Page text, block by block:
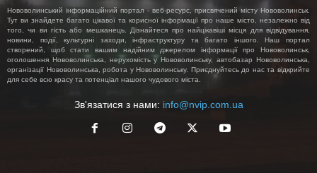
Нововолинський інформаційний портал - веб-ресурс, присвячений місту Нововолинськ.
Тут ви знайдете багато цікавої та корисної інформації про наше місто, незалежно від
того, чи ви гість або мешканець. Дізнайтеся про найцікавіші місця для відвідування,
новини, події, культурні заходи, інфраструктуру та багато іншого. Наш портал
створений, щоб стати вашим надійним джерелом інформації про Нововолинськ,
оголошення Нововолинська, нерухомість у Нововолинську, автобазар Нововолинська,
організації Нововолинська, робота у Нововолинську. Приєднуйтесь до нас та відкрийте
для себе всю красу та потенціал нашого чудового міста.
Зв'язатися з нами: info@nvip.com.ua